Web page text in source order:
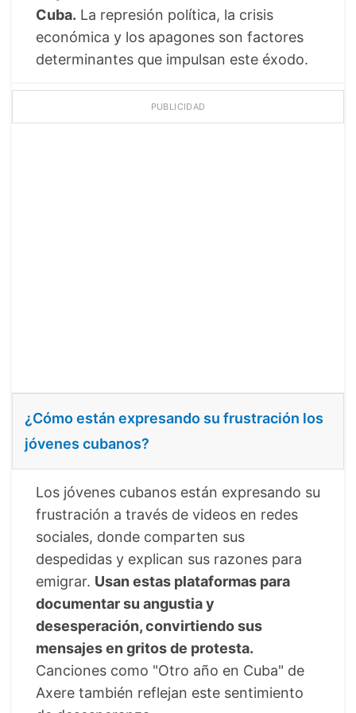
Cuba. La represión política, la crisis
económica y los apagones son factores
determinantes que impulsan este éxodo.
PUBLICIDAD
¿Cómo están expresando su frustración los
jóvenes cubanos?
Los jóvenes cubanos están expresando su
frustración a través de videos en redes
sociales, donde comparten sus
despedidas y explican sus razones para
emigrar. Usan estas plataformas para
documentar su angustia y
desesperación, convirtiendo sus
mensajes en gritos de protesta.
Canciones como "Otro año en Cuba" de
Axere también reflejan este sentimiento